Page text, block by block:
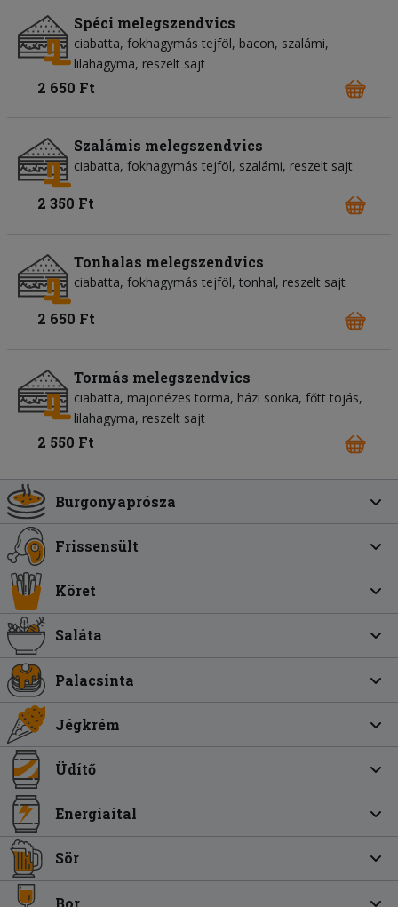
Spéci melegszendvics
ciabatta fokhagymás tejföl bacon szalámi
lilahagyma reszelt sajt
2 650 Ft
Szalámis melegszendvics
ciabatta fokhagymás tejföl szalámi reszelt sajt
2 350 Ft
Tonhalas melegszendvics
ciabatta fokhagymás tejföl tonhal reszelt sajt
2 650 Ft
Tormás melegszendvics
ciabatta majonézes torma házi sonka főtt tojás
lilahagyma reszelt sajt
2 550 Ft
Burgonyaprósza
Frissensült
Köret
Saláta
Palacsinta
Jégkrém
Üdítő
Energiaital
Sör
Bor